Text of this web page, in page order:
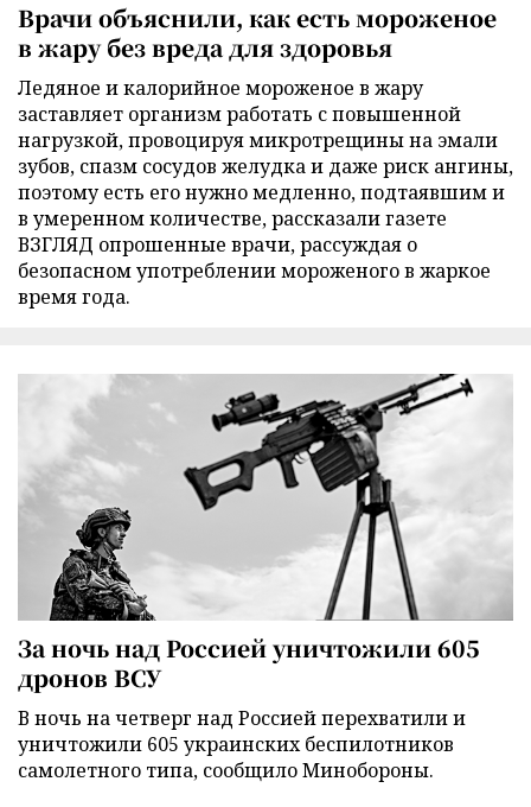
Врачи объяснили, как есть мороженое
в жару без вреда для здоровья
Ледяное и калорийное мороженое в жару
заставляет организм работать с повышенной
нагрузкой, провоцируя микротрещины на эмали
зубов, спазм сосудов желудка и даже риск ангины,
поэтому есть его нужно медленно, подтаявшим и
в умеренном количестве, рассказали газете
ВЗГЛЯД опрошенные врачи, рассуждая о
безопасном употреблении мороженого в жаркое
время года.
За ночь над Россией уничтожили 605
дронов ВСУ
В ночь на четверг над Россией перехватили и
уничтожили 605 украинских беспилотников
самолетного типа, сообщило Минобороны.